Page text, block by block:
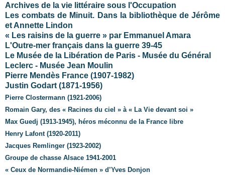
Archives de la vie littéraire sous l'Occupation
Les combats de Minuit. Dans la bibliothèque de Jérôme
et Annette Lindon
« Les raisins de la guerre » par Emmanuel Amara
L'Outre-mer français dans la guerre 39-45
Le Musée de la Libération de Paris - Musée du Général
Leclerc - Musée Jean Moulin
Pierre Mendès France (1907-1982)
Justin Godart (1871-1956)
Pierre Clostermann (1921-2006)
Romain Gary, des « Racines du ciel » à « La Vie devant soi »
Max Guedj (1913-1945), héros méconnu de la France libre
Henry Lafont (1920-2011)
Jacques Remlinger (1923-2002)
Groupe de chasse Alsace 1941-2001
« Ceux de Normandie-Niémen » d’Yves Donjon